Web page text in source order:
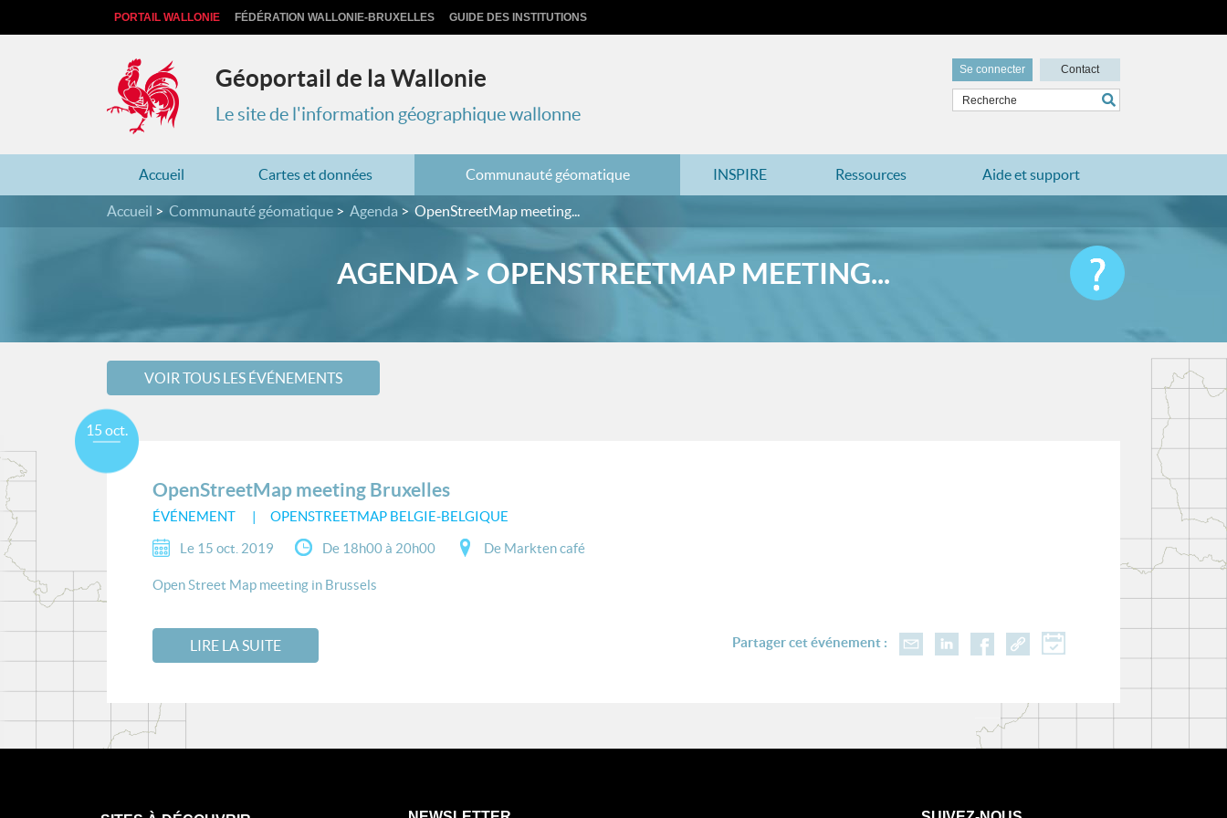
PORTAIL WALLONIE FÉDÉRATION WALLONIE-BRUXELLES GUIDE DES INSTITUTIONS
Géoportail de la Wallonie
Le site de l'information géographique wallonne
Se connecter Contact
Accueil Cartes et données Communauté géomatique INSPIRE Ressources Aide et support
Accueil Communauté géomatique Agenda OpenStreetMap meeting...
AGENDA > OPENSTREETMAP MEETING...
VOIR TOUS LES ÉVÉNEMENTS
OpenStreetMap meeting Bruxelles
ÉVÉNEMENT OPENSTREETMAP BELGIE-BELGIQUE
15 oct.
Le 15 oct. 2019 De 18h00 à 20h00 De Markten café
Open Street Map meeting in Brussels
LIRE LA SUITE Partager cet événement :